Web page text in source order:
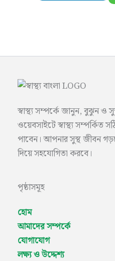
স্বাস্থ্য সম্পর্কে জানুন, বুঝুন ও
ওয়েবসাইটে স্বাস্থ্য সম্পর্কিত
পাবেন। আপনার সুস্থ জীবন
দিয়ে সহযোগিতা করবে।
পৃষ্ঠাসমূহ
হোম
আমাদের সম্পর্কে
যোগাযোগ
লক্ষ্য ও উদ্দেশ্য